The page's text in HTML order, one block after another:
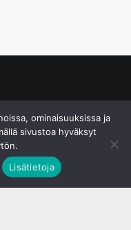
ominaisuuksissa ja
sivustoa hyväksyt
Lisätietoja